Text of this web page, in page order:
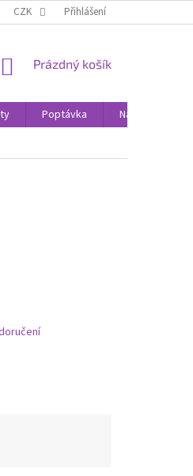
CZK Přihlášení
NÁKUPNÍ
Prázdný košík
Poptávka
Nákupní rádce